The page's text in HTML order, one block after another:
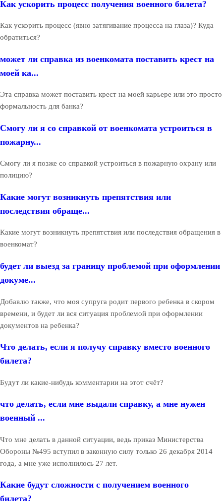
Как ускорить процесс получения военного билета?
Как ускорить процесс (явно затягивание процесса на глаза)? Куда
обратиться?
может ли справка из военкомата поставить крест на
моей ка...
Эта справка может поставить крест на моей карьере или это просто
формальность для банка?
Смогу ли я со справкой от военкомата устроиться в
пожарну...
Смогу ли я позже со справкой устроиться в пожарную охрану или
полицию?
Какие могут возникнуть препятствия или
последствия обраще...
Какие могут возникнуть препятствия или последствия обращения в
военкомат?
будет ли выезд за границу проблемой при оформлении
докуме...
Добавлю также, что моя супруга родит первого ребенка в скором
времени, и будет ли вся ситуация проблемой при оформлении
документов на ребенка?
Что делать, если я получу справку вместо военного
билета?
Будут ли какие-нибудь комментарии на этот счёт?
что делать, если мне выдали справку, а мне нужен
военный ...
Что мне делать в данной ситуации, ведь приказ Министерства
Обороны №495 вступил в законную силу только 26 декабря 2014
года, а мне уже исполнилось 27 лет.
Какие будут сложности с получением военного
билета?